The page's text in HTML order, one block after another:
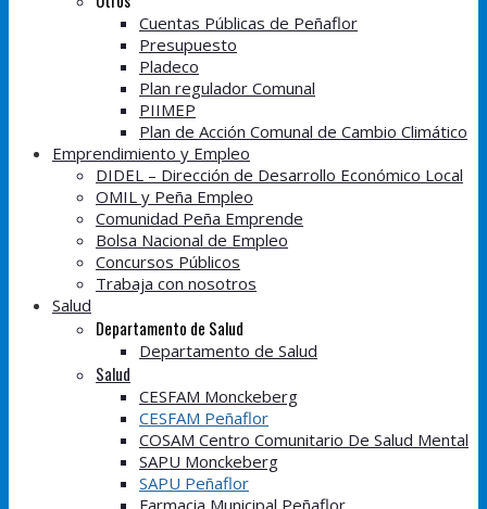
Cuentas Públicas de Peñaflor
Presupuesto
Pladeco
Plan regulador Comunal
PIIMEP
Plan de Acción Comunal de Cambio Climático
Emprendimiento y Empleo
DIDEL – Dirección de Desarrollo Económico Local
OMIL y Peña Empleo
Comunidad Peña Emprende
Bolsa Nacional de Empleo
Concursos Públicos
Trabaja con nosotros
Salud
Departamento de Salud
Departamento de Salud
Salud
CESFAM Monckeberg
CESFAM Peñaflor
COSAM Centro Comunitario De Salud Mental
SAPU Monckeberg
SAPU Peñaflor
Farmacia Municipal Peñaflor